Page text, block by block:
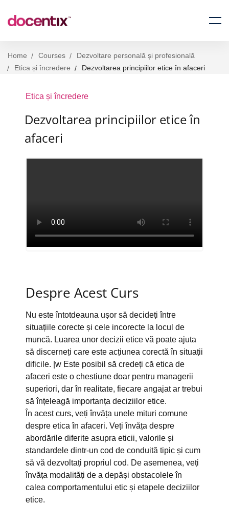
Home Courses
Dezvoltare personală și profesională
Etica și încredere
Dezvoltarea principiilor etice în afaceri
Etica și încredere
Dezvoltarea principiilor etice în
afaceri
Despre Acest Curs
Nu este întotdeauna ușor să decideți între
situațiile corecte și cele incorecte la locul de
muncă. Luarea unor decizii etice vă poate ajuta
să discerneți care este acțiunea corectă în situații
dificile. |w Este posibil să credeți că etica de
afaceri este o chestiune doar pentru managerii
superiori, dar în realitate, fiecare angajat ar trebui
să înțeleagă importanța deciziilor etice.
În acest curs, veți învăța unele mituri comune
despre etica în afaceri. Veți învăța despre
abordările diferite asupra eticii, valorile și
standardele dintr-un cod de conduită tipic și cum
să vă dezvoltați propriul cod. De asemenea, veți
învăța modalități de a depăși obstacolele în
calea comportamentului etic și etapele deciziilor
etice.